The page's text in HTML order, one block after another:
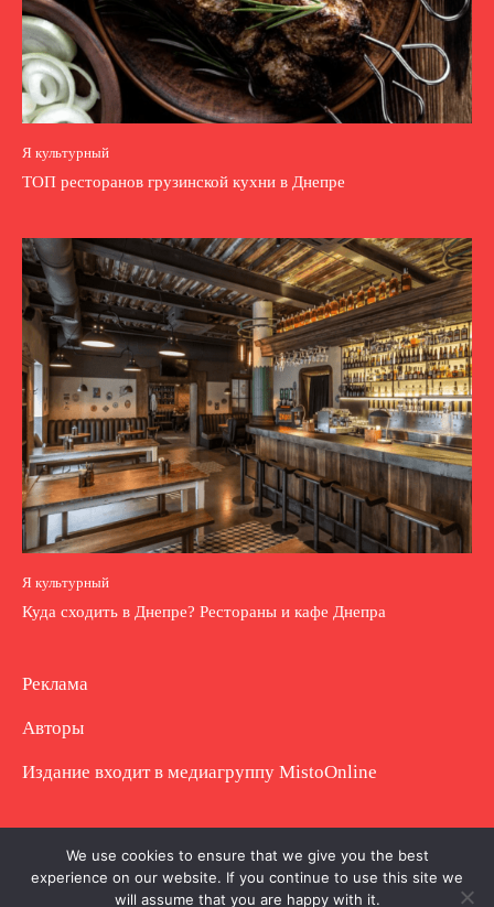
Я культурный
ТОП ресторанов грузинской кухни в Днепре
Я культурный
Куда сходить в Днепре? Рестораны и кафе Днепра
Реклама
Авторы
Издание входит в медиагруппу MistoOnline
Copyright © Полное использование материала
запрещено. Частично разрешено с гиперссылкой.
We use cookies to ensure that we give you the best
experience on our website. If you continue to use this site we
will assume that you are happy with it.